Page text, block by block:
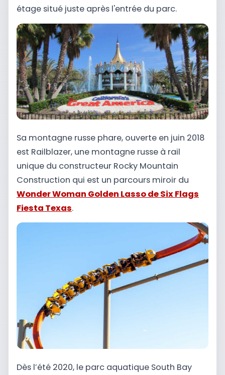
étage situé juste après l'entrée du parc.
Sa montagne russe phare, ouverte en juin 2018
est Railblazer, une montagne russe à rail
unique du constructeur Rocky Mountain
Construction qui est un parcours miroir du
Wonder Woman Golden Lasso de Six Flags
Fiesta Texas.
Dès l’été 2020, le parc aquatique South Bay